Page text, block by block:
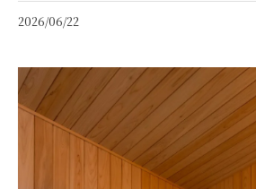
2026/06/22